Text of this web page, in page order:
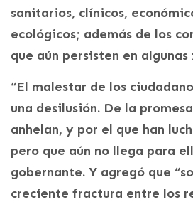
sanitarios, clínicos,
ecológicos; además de los
que aún persisten en algunas
“El malestar de los
una desilusión. De la
anhelan, y por el que han
pero que aún no llega para
gobernante. Y agregó que
creciente fractura entre los